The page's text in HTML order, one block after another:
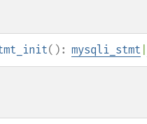
(): mysqli_stmt